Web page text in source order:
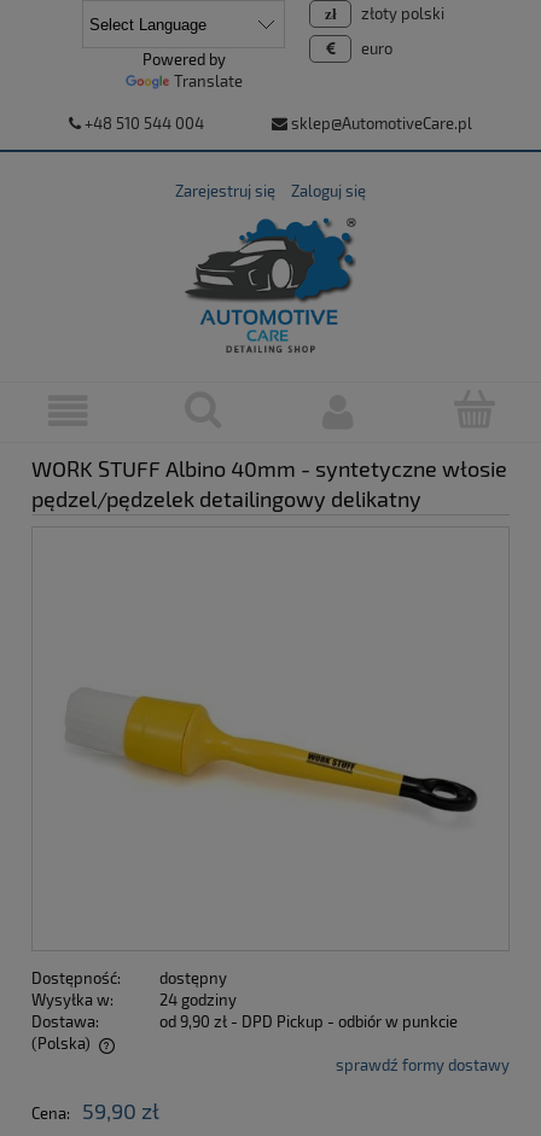
+48 510 544 004 sklep@AutomotiveCare.pl
Zarejestruj się Zaloguj się
złoty polski
euro
Powered by
Translate
WORK STUFF Albino 40mm - syntetyczne włosie
pędzel/pędzelek detailingowy delikatny
Dostępność:
dostępny
Wysyłka w:
24 godziny
Dostawa:
od 9,90 zł - DPD Pickup - odbiór w punkcie
(Polska)
Cena nie zawiera ewentualnych kosztów płatnościsprawdź formy dostawy
Cena: 59,90 zł